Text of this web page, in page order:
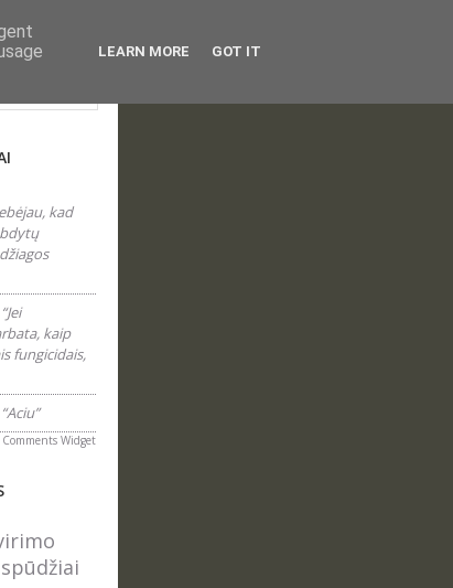
kad
“Jei
kaip
fungicidais,
“Aciu”
Comments Widget
LEARN MORE GOT IT